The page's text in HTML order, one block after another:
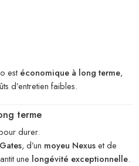
est économique à long terme,
d’entretien faibles.
terme
durer.
, d’un moyeu Nexuset de
une longévité exceptionnelle.